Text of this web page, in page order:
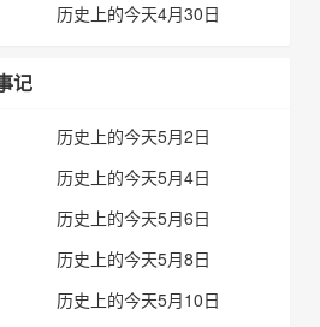
历史上的今天4月30日
记
历史上的今天5月2日
历史上的今天5月4日
历史上的今天5月6日
历史上的今天5月8日
历史上的今天5月10日